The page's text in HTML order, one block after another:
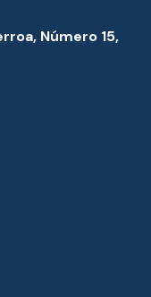
Número 15,